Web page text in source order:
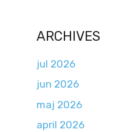
ARCHIVES
jul 2026
jun 2026
maj 2026
april 2026